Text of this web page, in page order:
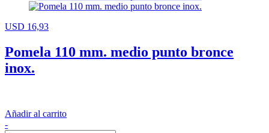
USD 16,93
Pomela 110 mm. medio punto bronce
inox.
Añadir al carrito
-